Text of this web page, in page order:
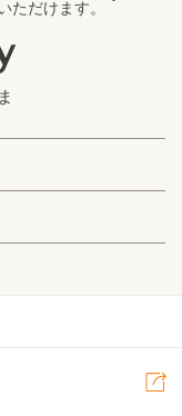
ただけます。